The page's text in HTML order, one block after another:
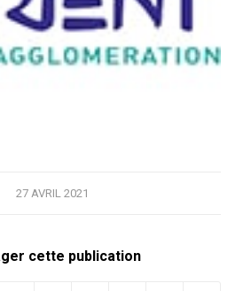
27 AVRIL 2021
cette publication